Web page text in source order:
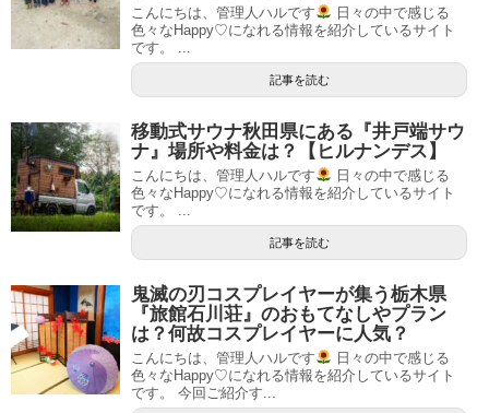
こんにちは、管理人ハルです
日々の中で感じる
色々なHappy♡になれる情報を紹介しているサイト
です。 ...
記事を読む
移動式サウナ秋田県にある『井戸端サウ
ナ』場所や料金は？【ヒルナンデス】
こんにちは、管理人ハルです
日々の中で感じる
色々なHappy♡になれる情報を紹介しているサイト
です。 ...
記事を読む
鬼滅の刃コスプレイヤーが集う栃木県
『旅館石川荘』のおもてなしやプラン
は？何故コスプレイヤーに人気？
こんにちは、管理人ハルです
日々の中で感じる
色々なHappy♡になれる情報を紹介しているサイト
です。 今回ご紹介す...